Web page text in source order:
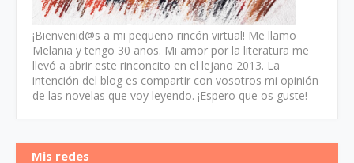
¡Bienvenid@s a mi pequeño rincón virtual! Me llamo
Melania y tengo 30 años. Mi amor por la literatura me
llevó a abrir este rinconcito en el lejano 2013. La
intención del blog es compartir con vosotros mi opinión
de las novelas que voy leyendo. ¡Espero que os guste!
Mis redes